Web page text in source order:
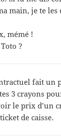
main, je te les
mémé !
?
fait un
3 crayons
le prix d’un
de caisse.